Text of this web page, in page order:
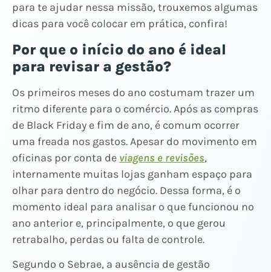
para te ajudar nessa missão, trouxemos algumas
dicas para você colocar em prática, confira!
Por que o início do ano é ideal
para revisar a gestão?
Os primeiros meses do ano costumam trazer um
ritmo diferente para o comércio. Após as compras
de Black Friday e fim de ano, é comum ocorrer
uma freada nos gastos. Apesar do movimento em
oficinas por conta de viagens e revisões,
internamente muitas lojas ganham espaço para
olhar para dentro do negócio. Dessa forma, é o
momento ideal para analisar o que funcionou no
ano anterior e, principalmente, o que gerou
retrabalho, perdas ou falta de controle.
Segundo o Sebrae, a ausência de gestão